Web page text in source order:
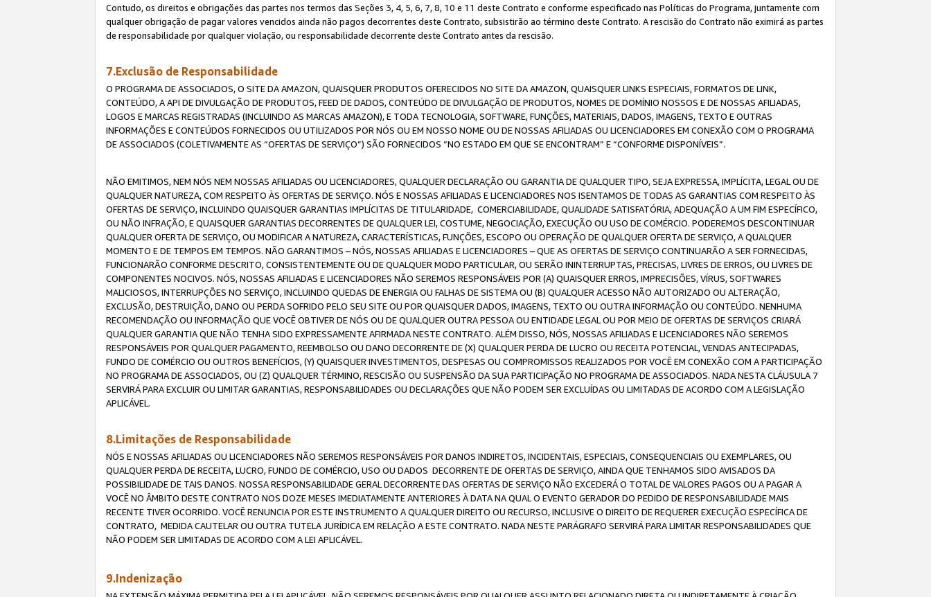
Contudo, os direitos e obrigações das partes nos termos das Seções 3, 4, 5, 6, 7, 8, 10 e 11 deste Contrato e conforme especificado nas Políticas do Programa, juntamente com
qualquer obrigação de pagar valores vencidos ainda não pagos decorrentes deste Contrato, subsistirão ao término deste Contrato. A rescisão do Contrato não eximirá as partes
de responsabilidade por qualquer violação, ou responsabilidade decorrente deste Contrato antes da rescisão.
7.Exclusão de Responsabilidade
O PROGRAMA DE ASSOCIADOS, O SITE DA AMAZON, QUAISQUER PRODUTOS OFERECIDOS NO SITE DA AMAZON, QUAISQUER LINKS ESPECIAIS, FORMATOS DE LINK,
CONTEÚDO, A API DE DIVULGAÇÃO DE PRODUTOS, FEED DE DADOS, CONTEÚDO DE DIVULGAÇÃO DE PRODUTOS, NOMES DE DOMÍNIO NOSSOS E DE NOSSAS AFILIADAS,
LOGOS E MARCAS REGISTRADAS (INCLUINDO AS MARCAS AMAZON), E TODA TECNOLOGIA, SOFTWARE, FUNÇÕES, MATERIAIS, DADOS, IMAGENS, TEXTO E OUTRAS
INFORMAÇÕES E CONTEÚDOS FORNECIDOS OU UTILIZADOS POR NÓS OU EM NOSSO NOME OU DE NOSSAS AFILIADAS OU LICENCIADORES EM CONEXÃO COM O PROGRAMA
DE ASSOCIADOS (COLETIVAMENTE AS “OFERTAS DE SERVIÇO”) SÃO FORNECIDOS “NO ESTADO EM QUE SE ENCONTRAM” E “CONFORME DISPONÍVEIS”.
NÃO EMITIMOS, NEM NÓS NEM NOSSAS AFILIADAS OU LICENCIADORES, QUALQUER DECLARAÇÃO OU GARANTIA DE QUALQUER TIPO, SEJA EXPRESSA, IMPLÍCITA, LEGAL OU DE
QUALQUER NATUREZA, COM RESPEITO ÀS OFERTAS DE SERVIÇO. NÓS E NOSSAS AFILIADAS E LICENCIADORES NOS ISENTAMOS DE TODAS AS GARANTIAS COM RESPEITO ÀS
OFERTAS DE SERVIÇO, INCLUINDO QUAISQUER GARANTIAS IMPLÍCITAS DE TITULARIDADE, COMERCIABILIDADE, QUALIDADE SATISFATÓRIA, ADEQUAÇÃO A UM FIM ESPECÍFICO,
OU NÃO INFRAÇÃO, E QUAISQUER GARANTIAS DECORRENTES DE QUALQUER LEI, COSTUME, NEGOCIAÇÃO, EXECUÇÃO OU USO DE COMÉRCIO. PODEREMOS DESCONTINUAR
QUALQUER OFERTA DE SERVIÇO, OU MODIFICAR A NATUREZA, CARACTERÍSTICAS, FUNÇÕES, ESCOPO OU OPERAÇÃO DE QUALQUER OFERTA DE SERVIÇO, A QUALQUER
MOMENTO E DE TEMPOS EM TEMPOS. NÃO GARANTIMOS – NÓS, NOSSAS AFILIADAS E LICENCIADORES – QUE AS OFERTAS DE SERVIÇO CONTINUARÃO A SER FORNECIDAS,
FUNCIONARÃO CONFORME DESCRITO, CONSISTENTEMENTE OU DE QUALQUER MODO PARTICULAR, OU SERÃO ININTERRUPTAS, PRECISAS, LIVRES DE ERROS, OU LIVRES DE
COMPONENTES NOCIVOS. NÓS, NOSSAS AFILIADAS E LICENCIADORES NÃO SEREMOS RESPONSÁVEIS POR (A) QUAISQUER ERROS, IMPRECISÕES, VÍRUS, SOFTWARES
MALICIOSOS, INTERRUPÇÕES NO SERVIÇO, INCLUINDO QUEDAS DE ENERGIA OU FALHAS DE SISTEMA OU (B) QUALQUER ACESSO NÃO AUTORIZADO OU ALTERAÇÃO,
EXCLUSÃO, DESTRUIÇÃO, DANO OU PERDA SOFRIDO PELO SEU SITE OU POR QUAISQUER DADOS, IMAGENS, TEXTO OU OUTRA INFORMAÇÃO OU CONTEÚDO. NENHUMA
RECOMENDAÇÃO OU INFORMAÇÃO QUE VOCÊ OBTIVER DE NÓS OU DE QUALQUER OUTRA PESSOA OU ENTIDADE LEGAL OU POR MEIO DE OFERTAS DE SERVIÇOS CRIARÁ
QUALQUER GARANTIA QUE NÃO TENHA SIDO EXPRESSAMENTE AFIRMADA NESTE CONTRATO. ALÉM DISSO, NÓS, NOSSAS AFILIADAS E LICENCIADORES NÃO SEREMOS
RESPONSÁVEIS POR QUALQUER PAGAMENTO, REEMBOLSO OU DANO DECORRENTE DE (X) QUALQUER PERDA DE LUCRO OU RECEITA POTENCIAL, VENDAS ANTECIPADAS,
FUNDO DE COMÉRCIO OU OUTROS BENEFÍCIOS, (Y) QUAISQUER INVESTIMENTOS, DESPESAS OU COMPROMISSOS REALIZADOS POR VOCÊ EM CONEXÃO COM A PARTICIPAÇÃO
NO PROGRAMA DE ASSOCIADOS, OU (Z) QUALQUER TÉRMINO, RESCISÃO OU SUSPENSÃO DA SUA PARTICIPAÇÃO NO PROGRAMA DE ASSOCIADOS. NADA NESTA CLÁUSULA 7
SERVIRÁ PARA EXCLUIR OU LIMITAR GARANTIAS, RESPONSABILIDADES OU DECLARAÇÕES QUE NÃO PODEM SER EXCLUÍDAS OU LIMITADAS DE ACORDO COM A LEGISLAÇÃO
APLICÁVEL.
8.Limitações de Responsabilidade
NÓS E NOSSAS AFILIADAS OU LICENCIADORES NÃO SEREMOS RESPONSÁVEIS POR DANOS INDIRETOS, INCIDENTAIS, ESPECIAIS, CONSEQUENCIAIS OU EXEMPLARES, OU
QUALQUER PERDA DE RECEITA, LUCRO, FUNDO DE COMÉRCIO, USO OU DADOS DECORRENTE DE OFERTAS DE SERVIÇO, AINDA QUE TENHAMOS SIDO AVISADOS DA
POSSIBILIDADE DE TAIS DANOS. NOSSA RESPONSABILIDADE GERAL DECORRENTE DAS OFERTAS DE SERVIÇO NÃO EXCEDERÁ O TOTAL DE VALORES PAGOS OU A PAGAR A
VOCÊ NO ÂMBITO DESTE CONTRATO NOS DOZE MESES IMEDIATAMENTE ANTERIORES À DATA NA QUAL O EVENTO GERADOR DO PEDIDO DE RESPONSABILIDADE MAIS
RECENTE TIVER OCORRIDO. VOCÊ RENUNCIA POR ESTE INSTRUMENTO A QUALQUER DIREITO OU RECURSO, INCLUSIVE O DIREITO DE REQUERER EXECUÇÃO ESPECÍFICA DE
CONTRATO, MEDIDA CAUTELAR OU OUTRA TUTELA JURÍDICA EM RELAÇÃO A ESTE CONTRATO. NADA NESTE PARÁGRAFO SERVIRÁ PARA LIMITAR RESPONSABILIDADES QUE
NÃO PODEM SER LIMITADAS DE ACORDO COM A LEI APLICÁVEL.
9.Indenização